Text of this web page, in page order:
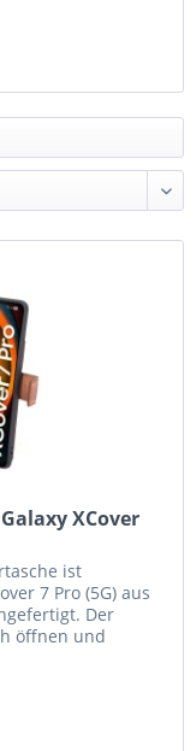
XCover
ist
7 Pro (5G) aus
Der
öffnen und